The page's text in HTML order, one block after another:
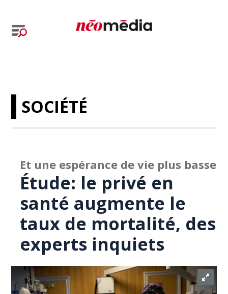
SOCIÉTÉ
Et une espérance de vie plus basse
Étude: le privé en
santé augmente le
taux de mortalité, des
experts inquiets